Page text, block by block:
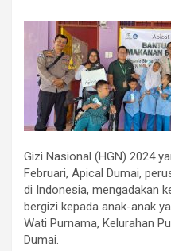
Gizi Nasional (HGN) 2024
Februari, Apical Dumai,
di Indonesia, mengadakan
bergizi kepada anak-anak
Wati Purnama, Kelurahan
Dumai.